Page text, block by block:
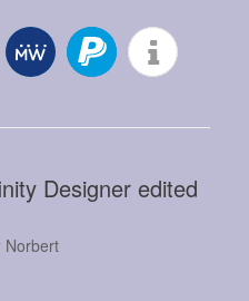
Designer edited
Norbert